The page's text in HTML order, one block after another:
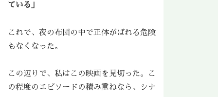
ている」
これで、夜の布団の中で正体がばれる危険
もなくなった。
この辺りで、私はこの映画を見切った。こ
の程度のエピソードの積み重ねなら、シナ